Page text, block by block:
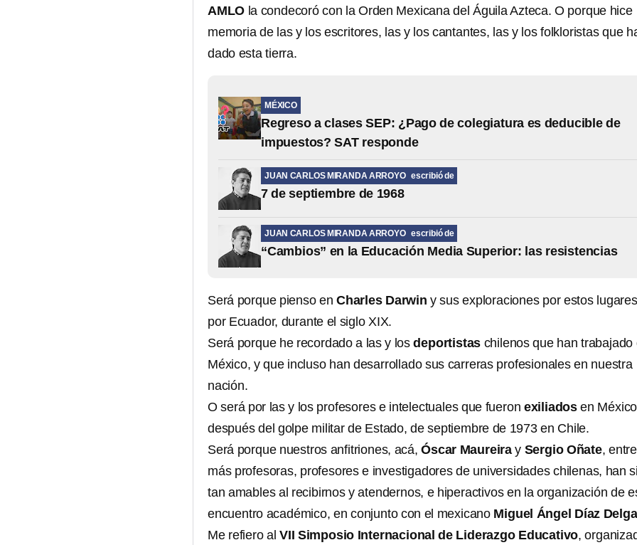
AMLO la condecoró con la Orden Mexicana del Águila Azteca. O porque hice
memoria de las y los escritores, las y los cantantes, las y los folkloristas que
dado esta tierra.
MÉXICO
Regreso a clases SEP: ¿Pago de colegiatura es deducible de
impuestos? SAT responde
JUAN CARLOS MIRANDA ARROYO escribió de
7 de septiembre de 1968
JUAN CARLOS MIRANDA ARROYO escribió de
“Cambios” en la Educación Media Superior: las resistencias
Será porque pienso en Charles Darwiny sus exploraciones por estos
por Ecuador, durante el siglo XIX.
Será porque he recordado a las y losdeportistas chilenos que han trabajado
México, y que incluso han desarrollado sus carreras profesionales en nuestra
nación.
O será por las y los profesores e intelectuales que fueron exiliados en
después del golpe militar de Estado, de septiembre de 1973 en Chile.
Será porque nuestros anfitriones, acá, Óscar Maureira y Sergio Oñate, entre
más profesoras, profesores e investigadores de universidades chilenas, han
tan amables al recibirnos y atendernos, e hiperactivos en la organización de
encuentro académico, en conjunto con el mexicano Miguel Ángel Díaz
Me refiero al VII Simposio Internacional de Liderazgo Educativo,